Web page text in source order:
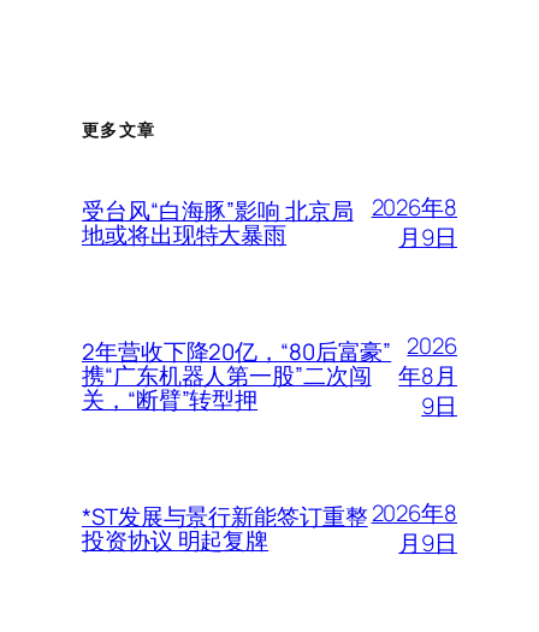
更多文章
受台风“白海豚”影响 北京局
地或将出现特大暴雨
2026年8
月9日
2年营收下降20亿，“80后富豪”
携“广东机器人第一股”二次闯
关，“断臂”转型押
2026
年8月
9日
*ST发展与景行新能签订重整
投资协议 明起复牌
2026年8
月9日